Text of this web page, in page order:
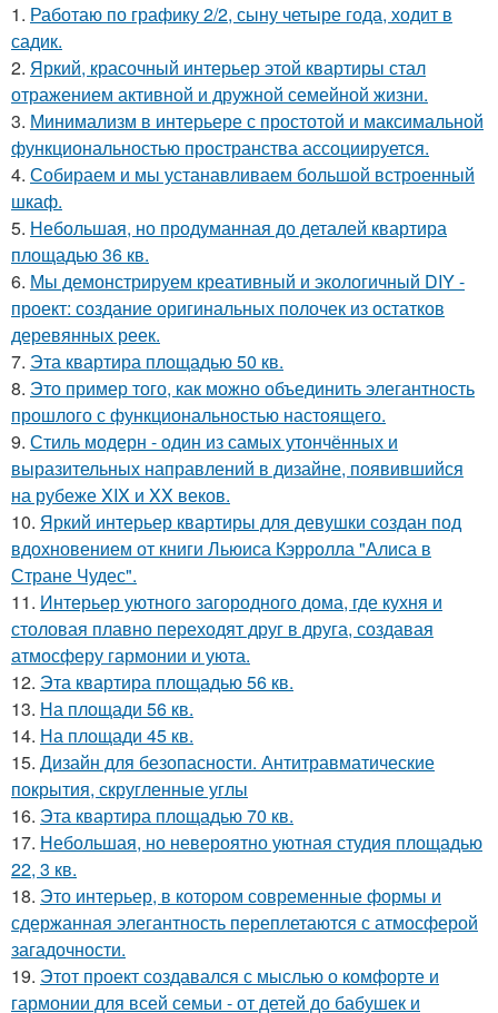
1. Работаю по графику 2/2, сыну четыре года, ходит в
садик.
2. Яркий, красочный интерьер этой квартиры стал
отражением активной и дружной семейной жизни.
3. Минимализм в интерьере с простотой и максимальной
функциональностью пространства ассоциируется.
4. Собираем и мы устанавливаем большой встроенный
шкаф.
5. Небольшая, но продуманная до деталей квартира
площадью 36 кв.
6. Мы демонстрируем креативный и экологичный DIY -
проект: создание оригинальных полочек из остатков
деревянных реек.
7. Эта квартира площадью 50 кв.
8. Это пример того, как можно объединить элегантность
прошлого с функциональностью настоящего.
9. Стиль модерн - один из самых утончённых и
выразительных направлений в дизайне, появившийся
на рубеже XIX и XX веков.
10. Яркий интерьер квартиры для девушки создан под
вдохновением от книги Льюиса Кэрролла "Алиса в
Стране Чудес".
11. Интерьер уютного загородного дома, где кухня и
столовая плавно переходят друг в друга, создавая
атмосферу гармонии и уюта.
12. Эта квартира площадью 56 кв.
13. На площади 56 кв.
14. На площади 45 кв.
15. Дизайн для безопасности. Антитравматические
покрытия, скругленные углы
16. Эта квартира площадью 70 кв.
17. Небольшая, но невероятно уютная студия площадью
22, 3 кв.
18. Это интерьер, в котором современные формы и
сдержанная элегантность переплетаются с атмосферой
загадочности.
19. Этот проект создавался с мыслью о комфорте и
гармонии для всей семьи - от детей до бабушек и